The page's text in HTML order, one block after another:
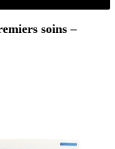
soins –
de prix : 0,66$ à 16,99$